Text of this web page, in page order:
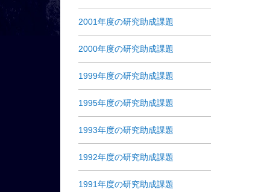
2001年度の研究助成課題
2000年度の研究助成課題
1999年度の研究助成課題
1995年度の研究助成課題
1993年度の研究助成課題
1992年度の研究助成課題
1991年度の研究助成課題